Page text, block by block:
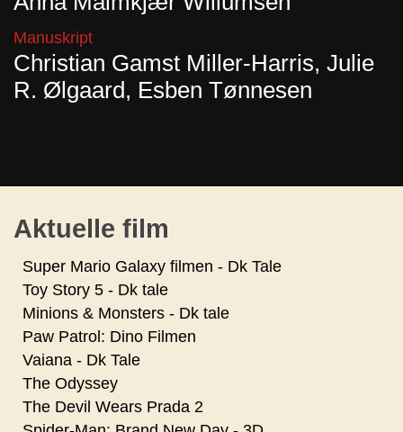
Manuskript
Christian Gamst Miller-Harris, Julie
R. Ølgaard, Esben Tønnesen
Aktuelle film
Super Mario Galaxy filmen - Dk Tale
Toy Story 5 - Dk tale
Minions & Monsters - Dk tale
Paw Patrol: Dino Filmen
Vaiana - Dk Tale
The Odyssey
The Devil Wears Prada 2